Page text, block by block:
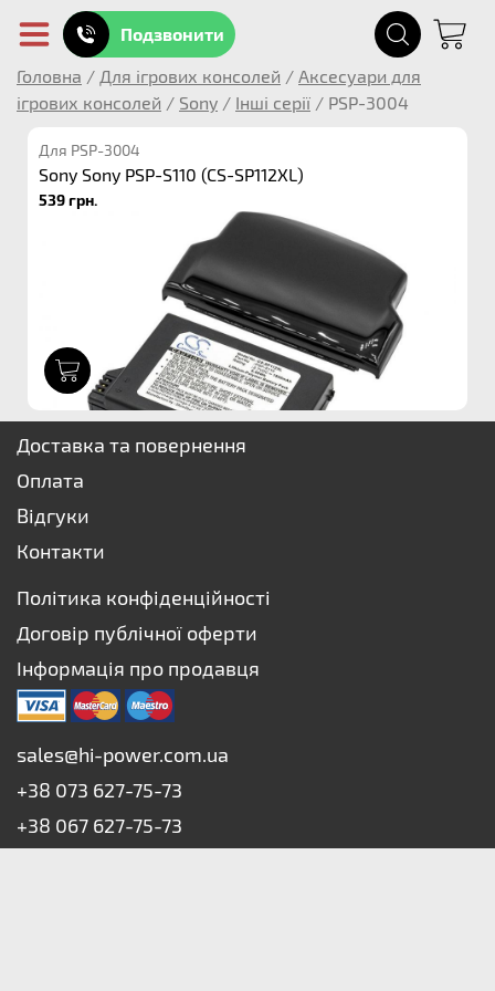
Подзвонити
Головна / Для ігрових консолей / Аксесуари для
ігрових консолей / Sony / Інші серії / PSP-3004
Для PSP-3004
Sony Sony PSP-S110 (CS-SP112XL)
539 грн.
Доставка та повернення
Оплата
Відгуки
Контакти
Політика конфіденційності
Договір публічної оферти
Інформація про продавця
sales@hi-power.com.ua
+38 073 627-75-73
+38 067 627-75-73